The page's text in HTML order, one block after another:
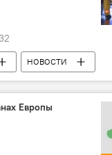
НОВОСТИ
Землетрясение
Европы